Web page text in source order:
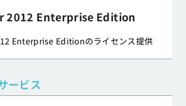
2012 Enterprise Edition
Enterprise Editionのライセンス提供
ービス